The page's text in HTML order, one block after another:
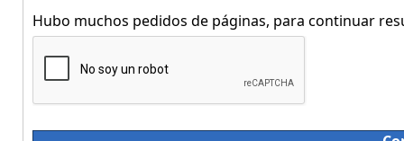
Hubo muchos pedidos de páginas, para continuar